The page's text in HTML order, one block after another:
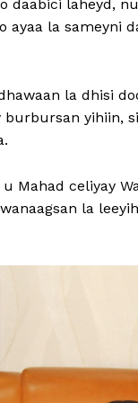
daabici laheyd,
ayaa la sameyni
la dhisi
burbursan yihiin,
Mahad celiyay
la